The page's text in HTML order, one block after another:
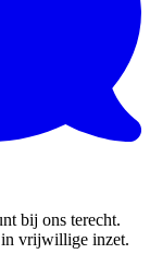
bij ons terecht.
in vrijwillige inzet.